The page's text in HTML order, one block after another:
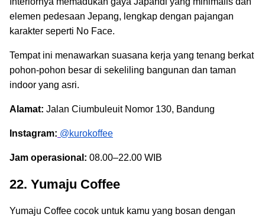
elemen pedesaan Jepang, lengkap dengan pajangan
karakter seperti No Face.
Tempat ini menawarkan suasana kerja yang tenang berkat
pohon-pohon besar di sekeliling bangunan dan taman
indoor yang asri.
Alamat: Jalan Ciumbuleuit Nomor 130, Bandung
Instagram: @kurokoffee
Jam operasional: 08.00–22.00 WIB
22. Yumaju Coffee
Yumaju Coffee cocok untuk kamu yang bosan dengan